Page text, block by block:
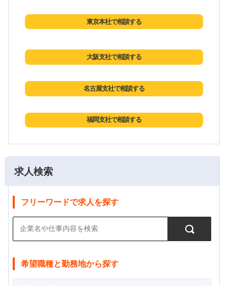
求人検索
フリーワードで求人を探す
希望職種と勤務地から探す
東京本社で相談する
大阪支社で相談する
名古屋支社で相談する
福岡支社で相談する